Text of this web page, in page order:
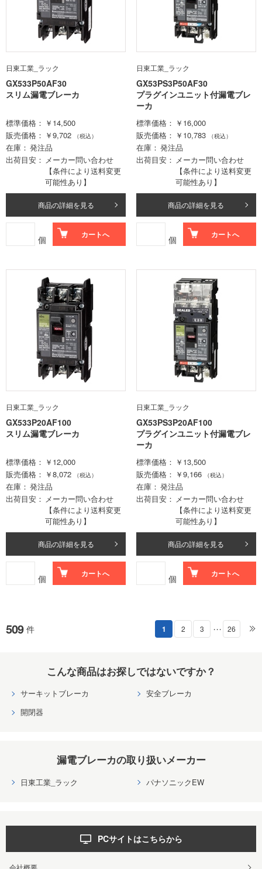
日東工業_ラック
GX533P50AF30
スリム漏電ブレーカ
標準価格
￥14,500
販売価格
￥9,702 （税込）
在庫
発注品
出荷目安
メーカー問い合わせ
【条件により送料変更
可能性あり】
商品の詳細を見る
個 カートへ
日東工業_ラック
GX53PS3P50AF30
プラグインユニット付漏電ブレ
ーカ
標準価格
￥16,000
販売価格
￥10,783 （税込）
在庫
発注品
出荷目安
メーカー問い合わせ
【条件により送料変更
可能性あり】
商品の詳細を見る
個 カートへ
日東工業_ラック
GX533P20AF100
スリム漏電ブレーカ
標準価格
￥12,000
販売価格
￥8,072 （税込）
在庫
発注品
出荷目安
メーカー問い合わせ
【条件により送料変更
可能性あり】
商品の詳細を見る
個 カートへ
日東工業_ラック
GX53PS3P20AF100
プラグインユニット付漏電ブレ
ーカ
標準価格
￥13,500
販売価格
￥9,166 （税込）
在庫
発注品
出荷目安
メーカー問い合わせ
【条件により送料変更
可能性あり】
商品の詳細を見る
個 カートへ
509 件 1 2 3 ・・・ 26
こんな商品はお探しではないですか？
サーキットブレーカ
安全ブレーカ
開閉器
漏電ブレーカの取り扱いメーカー
日東工業_ラック パナソニックEW
PCサイトはこちらから
会社概要